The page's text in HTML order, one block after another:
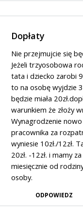
Dopłaty
Nie przejmujcie się
Jeżeli trzyosobowa
tata i dziecko zarobi
to na osobę wyjdzie
będzie miała
warunkiem że złoży
Wynagrodzenie
pracownika za
wyniesie 10zł./12zł.
20zł. -12zł. i mamy
miesięcznie od
osoby.
ODPOWIEDZ